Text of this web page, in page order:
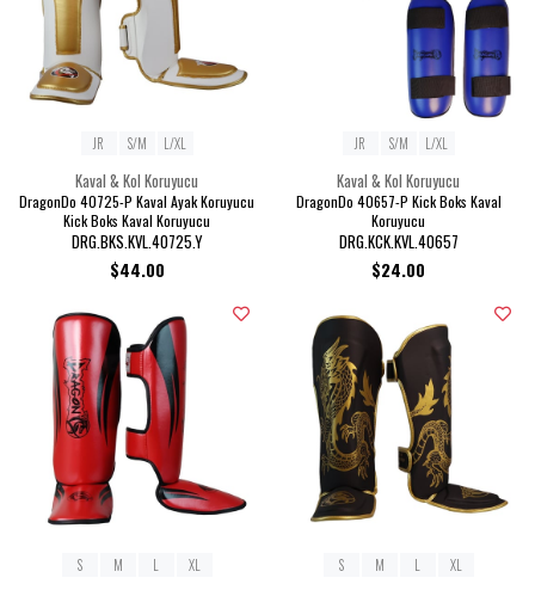
Kaval & Kol Koruyucu
DragonDo 40725-P Kaval Ayak Koruyucu
Kick Boks Kaval Koruyucu
DRG.BKS.KVL.40725.Y
$44.00
JR S/M L/XL
Kaval & Kol Koruyucu
DragonDo 40657-P Kick Boks Kaval
Koruyucu
DRG.KCK.KVL.40657
$24.00
JR S/M L/XL
S M L XL S M L XL